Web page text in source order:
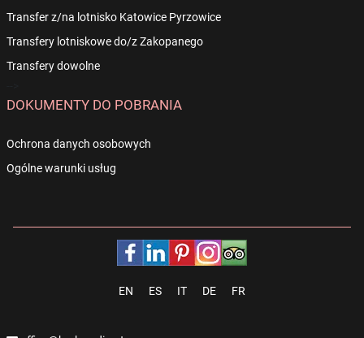
Transfer z/na lotnisko Katowice Pyrzowice
Transfery lotniskowe do/z Zakopanego
Transfery dowolne
DOKUMENTY DO POBRANIA
Ochrona danych osobowych
Ogólne warunki usług
EN ES IT DE FR